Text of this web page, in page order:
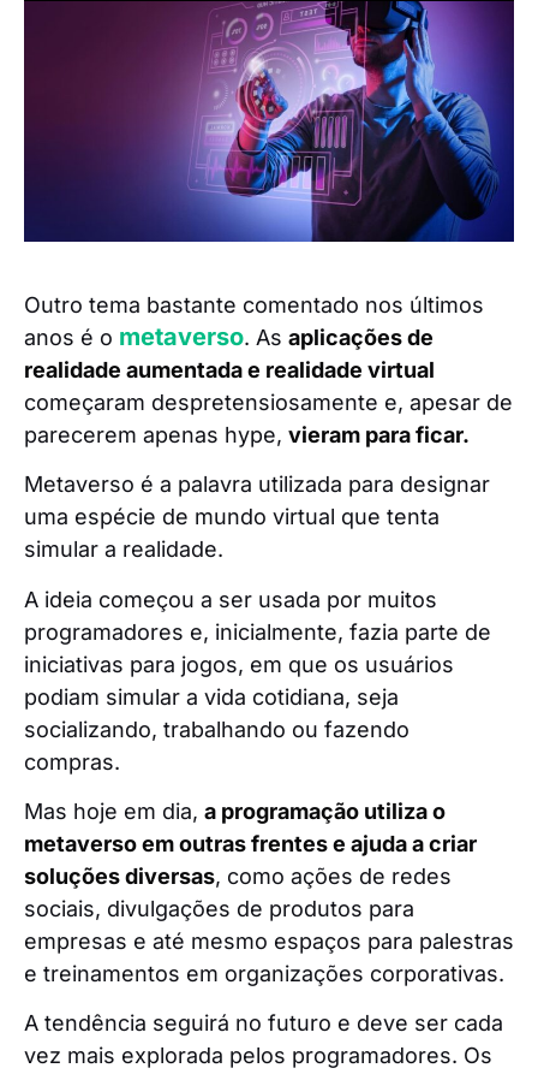
Outro tema bastante comentado nos últimos
anos é o metaverso. As aplicações de
realidade aumentada e realidade virtual
começaram despretensiosamente e, apesar de
parecerem apenas hype, vieram para ficar.
Metaverso é a palavra utilizada para designar
uma espécie de mundo virtual que tenta
simular a realidade.
A ideia começou a ser usada por muitos
programadores e, inicialmente, fazia parte de
iniciativas para jogos, em que os usuários
podiam simular a vida cotidiana, seja
socializando, trabalhando ou fazendo
compras.
Mas hoje em dia, a programação utiliza o
metaverso em outras frentes e ajuda a criar
soluções diversas, como ações de redes
sociais, divulgações de produtos para
empresas e até mesmo espaços para palestras
e treinamentos em organizações corporativas.
A tendência seguirá no futuro e deve ser cada
vez mais explorada pelos programadores. Os